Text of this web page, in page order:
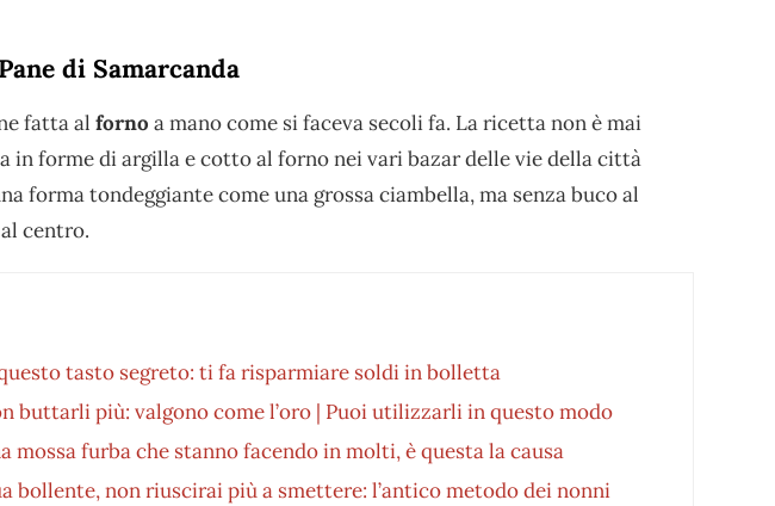
di Samarcanda
fatta al forno a mano come si faceva secoli fa. La ricetta non è mai
in forme di argilla e cotto al forno nei vari bazar delle vie della città
forma tondeggiante come una grossa ciambella, ma senza buco al
centro.
tasto segreto: ti fa risparmiare soldi in bolletta
buttarli più: valgono come l’oro | Puoi utilizzarli in questo modo
mossa furba che stanno facendo in molti, è questa la causa
bollente, non riuscirai più a smettere: l’antico metodo dei nonni